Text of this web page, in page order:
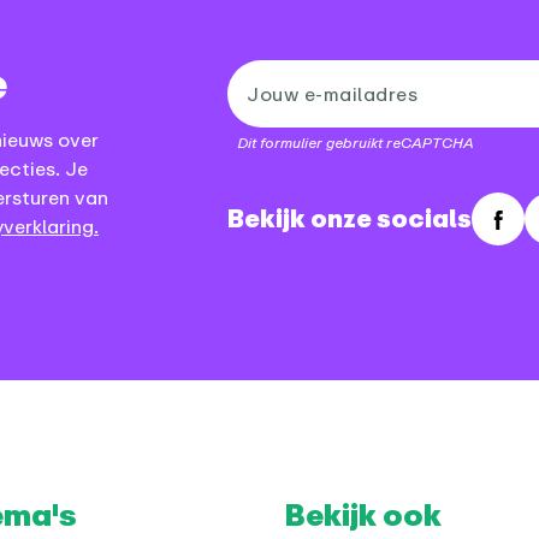
over
Je
van
Dit formulier gebruikt reCAPTCHA
Bekijk onze socials
Bekijk ook